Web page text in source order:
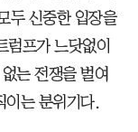
두 신중한 입장을
프가 느닷없이
는 전쟁을 벌여
이는 분위기다.